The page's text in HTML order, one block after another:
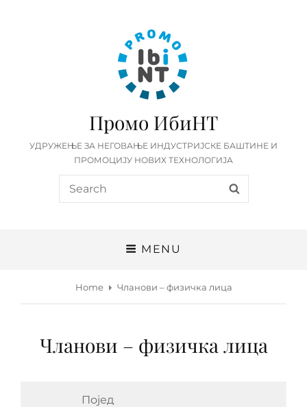
Промо ИбиНТ
УДРУЖЕЊЕ ЗА НЕГОВАЊЕ ИНДУСТРИЈСКЕ БАШТИНЕ И
ПРОМОЦИЈУ НОВИХ ТЕХНОЛОГИЈА
Search
for:
MENU
Home Чланови – физичка лица
Чланови – физичка лица
Појед